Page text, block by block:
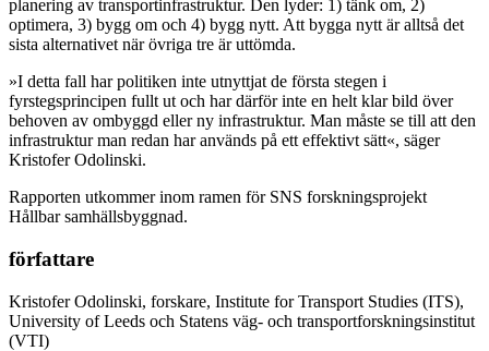
planering av transportinfrastruktur. Den lyder: 1) tänk om, 2)
optimera, 3) bygg om och 4) bygg nytt. Att bygga nytt är alltså det
sista alternativet när övriga tre är uttömda.
»I detta fall har politiken inte utnyttjat de första stegen i
fyrstegsprincipen fullt ut och har därför inte en helt klar bild över
behoven av ombyggd eller ny infrastruktur. Man måste se till att den
infrastruktur man redan har används på ett effektivt sätt«, säger
Kristofer Odolinski.
Rapporten utkommer inom ramen för SNS forskningsprojekt
Hållbar samhällsbyggnad.
författare
Kristofer Odolinski, forskare, Institute for Transport Studies (ITS),
University of Leeds och Statens väg- och transportforskningsinstitut
(VTI)